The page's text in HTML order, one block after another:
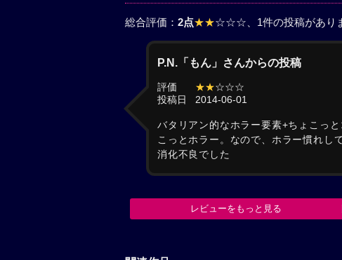
総合評価： 2点★★☆☆☆ 、1件の投稿があり
P.N.「もん」さんからの投稿
評価 ★★☆☆☆
投稿日
2014-06-01
バタリアン的なホラー要素+ちょこっ
こっとホラー。なので、ホラー慣れし
消化不良でした
レビューをもっと見る